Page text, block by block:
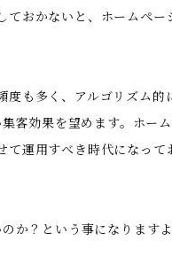
おかないと、ホームぺー
も多く、アルゴリズム的
客効果を望めます。ホー
運用すべき時代になって
か？という事になります